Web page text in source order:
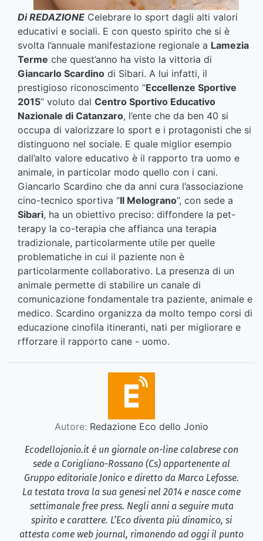
Di REDAZIONE Celebrare lo sport dagli alti valori
educativi e sociali. E con questo spirito che si è
svolta l’annuale manifestazione regionale a Lamezia
Terme che quest’anno ha visto la vittoria di
Giancarlo Scardino di Sibari. A lui infatti, il
prestigioso riconoscimento “Eccellenze Sportive
2015” voluto dal Centro Sportivo Educativo
Nazionale di Catanzaro, l’ente che da ben 40 si
occupa di valorizzare lo sport e i protagonisti che si
distinguono nel sociale. E quale miglior esempio
dall’alto valore educativo è il rapporto tra uomo e
animale, in particolar modo quello con i cani.
Giancarlo Scardino che da anni cura l’associazione
cino-tecnico sportiva “Il Melograno”, con sede a
Sibari, ha un obiettivo preciso: diffondere la pet-
terapy la co-terapia che affianca una terapia
tradizionale, particolarmente utile per quelle
problematiche in cui il paziente non è
particolarmente collaborativo. La presenza di un
animale permette di stabilire un canale di
comunicazione fondamentale tra paziente, animale e
medico. Scardino organizza da molto tempo corsi di
educazione cinofila itineranti, nati per migliorare e
rfforzare il rapporto cane - uomo.
Autore: Redazione Eco dello Jonio
Ecodellojonio.it è un giornale on-line calabrese con
sede a Corigliano-Rossano (Cs) appartenente al
Gruppo editoriale Jonico e diretto da Marco Lefosse.
La testata trova la sua genesi nel 2014 e nasce come
settimanale free press. Negli anni a seguire muta
spirito e carattere. L’Eco diventa più dinamico, si
attesta come web journal, rimanendo ad oggi il punto